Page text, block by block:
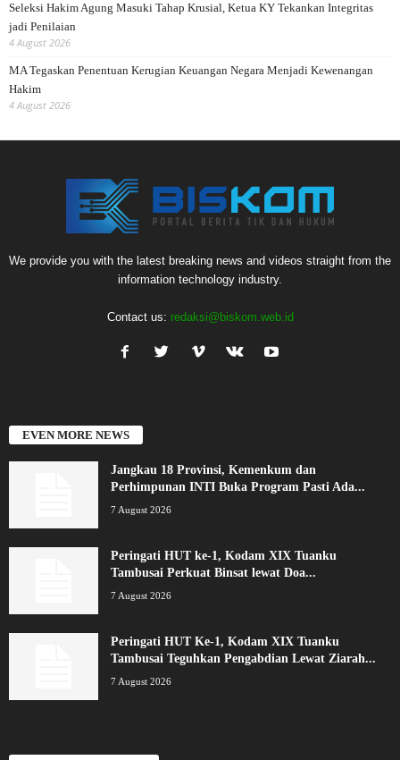
Seleksi Hakim Agung Masuki Tahap Krusial, Ketua KY Tekankan Integritas
jadi Penilaian
4 August 2026
MA Tegaskan Penentuan Kerugian Keuangan Negara Menjadi Kewenangan
Hakim
4 August 2026
We provide you with the latest breaking news and videos straight from the
information technology industry.
Contact us: redaksi@biskom.web.id
EVEN MORE NEWS
Jangkau 18 Provinsi, Kemenkum dan
Perhimpunan INTI Buka Program Pasti Ada...
7 August 2026
Peringati HUT ke-1, Kodam XIX Tuanku
Tambusai Perkuat Binsat lewat Doa...
7 August 2026
Peringati HUT Ke-1, Kodam XIX Tuanku
Tambusai Teguhkan Pengabdian Lewat Ziarah...
7 August 2026